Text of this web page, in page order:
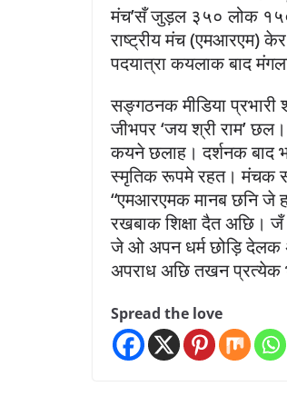
मंच’सँ जुड़ल ३५० लोक
राष्ट्रीय मंच
पदयात्रा कयलाक बाद
सङ्गठनक मीडिया
जीभपर ‘जय श्री राम’
कयने छलाह। दर्शनक बाद
स्मृतिक रूपमे रहत। मंचक
“एमआरएमक मानब छनि जे
रखबाक शिक्षा दैत अछि। जँ
जे ओ अपन धर्म छोड़ि देलक
अपराध अछि तखन प्रत्येक
Spread the love